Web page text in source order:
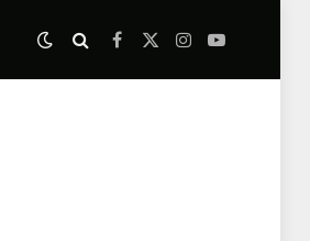
Facebook
X
Instagram
YouTube